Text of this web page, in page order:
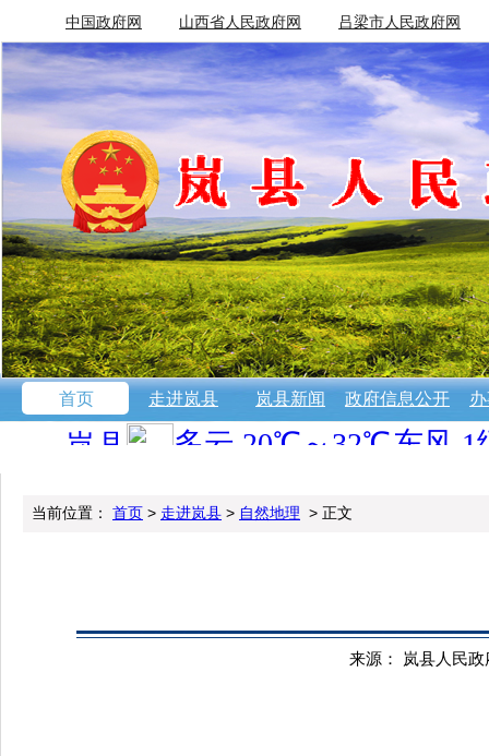
中国政府网 山西省人民政府网 吕梁市人民政府网
首页 走进岚县 岚县新闻 政府信息公开
当前位置： 首页 > 走进岚县 > 自然地理 > 正文
来源： 岚县人民